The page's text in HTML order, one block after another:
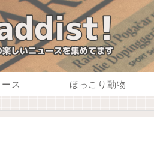
ス ほっこり動物